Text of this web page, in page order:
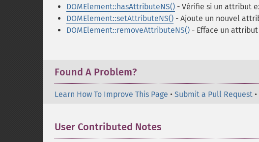
DOMElement::hasAttributeNS() - Vérifie si un attribut
DOMElement::setAttributeNS() - Ajoute un nouvel
DOMElement::removeAttributeNS() - Efface un attribut
Found A Problem?
Learn How To Improve This Page • Submit a Pull Request •
User Contributed Notes